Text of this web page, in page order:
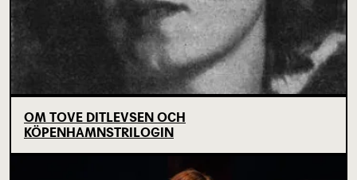
OM TOVE DITLEVSEN OCH
KÖPENHAMNSTRILOGIN